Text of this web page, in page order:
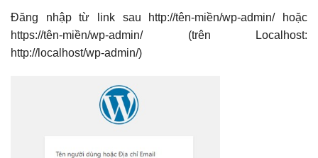
Đăng nhập từ link sau http://tên-miền/wp-admin/ hoặc
https://tên-miền/wp-admin/ (trên Localhost:
http://localhost/wp-admin/)